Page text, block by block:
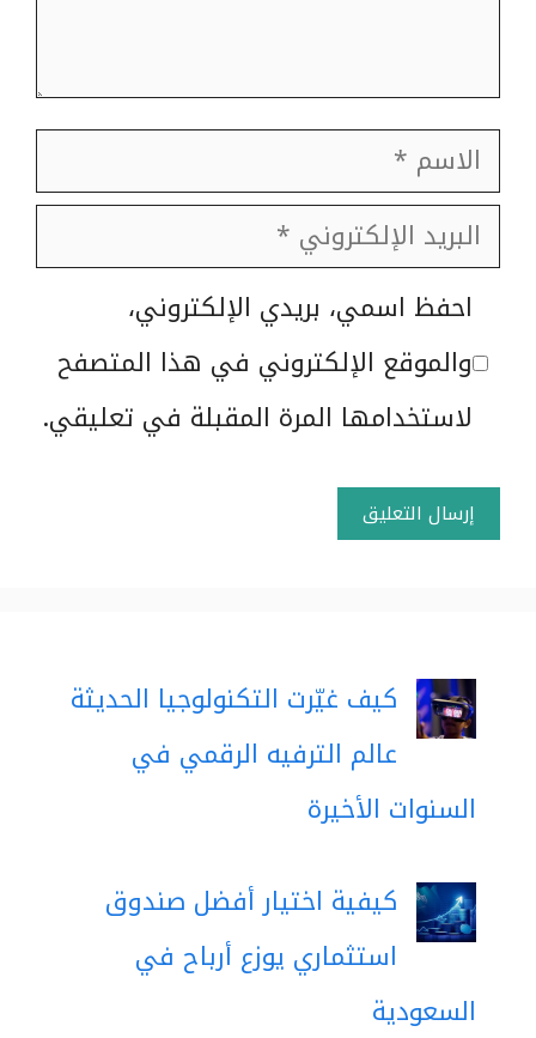
الاسم
البريد
الإلكتروني
الموقع
الإلكتروني
احفظ اسمي، بريدي الإلكتروني،
والموقع الإلكتروني في هذا المتصفح
لاستخدامها المرة المقبلة في تعليقي.
كيف غيّرت التكنولوجيا الحديثة
عالم الترفيه الرقمي في
السنوات الأخيرة
كيفية اختيار أفضل صندوق
استثماري يوزع أرباح في
السعودية